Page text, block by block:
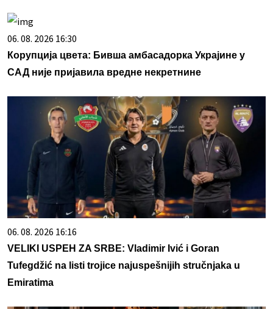
06. 08. 2026 16:30
Корупција цвета: Бивша амбасадорка Украјине у
САД није пријавила вредне некретнине
06. 08. 2026 16:16
VELIKI USPEH ZA SRBE: Vladimir Ivić i Goran
Tufegdžić na listi trojice najuspešnijih stručnjaka u
Emiratima